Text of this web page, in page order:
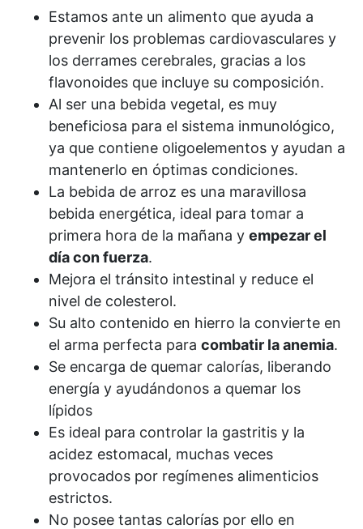
Estamos ante un alimento que ayuda a
prevenir los problemas cardiovasculares y
los derrames cerebrales, gracias a los
flavonoides que incluye su composición.
Al ser una bebida vegetal, es muy
beneficiosa para el sistema inmunológico,
ya que contiene oligoelementos y ayudan a
mantenerlo en óptimas condiciones.
La bebida de arroz es una maravillosa
bebida energética, ideal para tomar a
primera hora de la mañana y empezar el
día con fuerza.
Mejora el tránsito intestinal y reduce el
nivel de colesterol.
Su alto contenido en hierro la convierte en
el arma perfecta para combatir la anemia.
Se encarga de quemar calorías, liberando
energía y ayudándonos a quemar los
lípidos
Es ideal para controlar la gastritis y la
acidez estomacal, muchas veces
provocados por regímenes alimenticios
estrictos.
No posee tantas calorías por ello en